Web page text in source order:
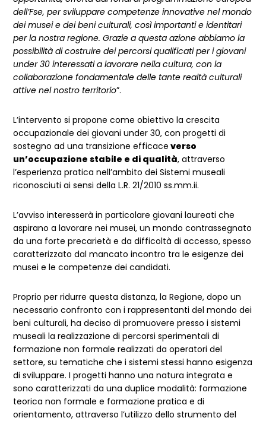
dell’Fse, per sviluppare competenze innovative nel mondo
dei musei e dei beni culturali, così importanti e identitari
per la nostra regione. Grazie a questa azione abbiamo la
possibilità di costruire dei percorsi qualificati per i giovani
under 30 interessati a lavorare nella cultura, con la
collaborazione fondamentale delle tante realtà culturali
attive nel nostro territorio”.
L’intervento si propone come obiettivo la crescita
occupazionale dei giovani under 30, con progetti di
sostegno ad una transizione efficace verso
un’occupazione stabile e di qualità, attraverso
l’esperienza pratica nell’ambito dei Sistemi museali
riconosciuti ai sensi della L.R. 21/2010 ss.mm.ii.
L’avviso interesserà in particolare giovani laureati che
aspirano a lavorare nei musei, un mondo contrassegnato
da una forte precarietà e da difficoltà di accesso, spesso
caratterizzato dal mancato incontro tra le esigenze dei
musei e le competenze dei candidati.
Proprio per ridurre questa distanza, la Regione, dopo un
necessario confronto con i rappresentanti del mondo dei
beni culturali, ha deciso di promuovere presso i sistemi
museali la realizzazione di percorsi sperimentali di
formazione non formale realizzati da operatori del
settore, su tematiche che i sistemi stessi hanno esigenza
di sviluppare. I progetti hanno una natura integrata e
sono caratterizzati da una duplice modalità: formazione
teorica non formale e formazione pratica e di
orientamento, attraverso l’utilizzo dello strumento del